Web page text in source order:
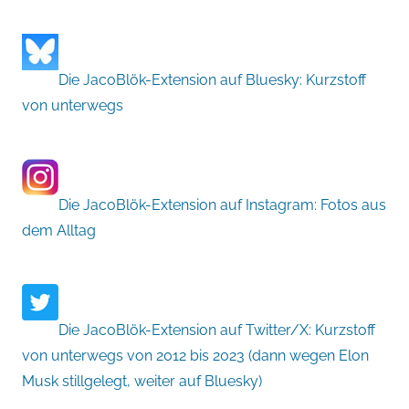
Die JacoBlök-Extension auf Bluesky: Kurzstoff
von unterwegs
Die JacoBlök-Extension auf Instagram: Fotos aus
dem Alltag
Die JacoBlök-Extension auf Twitter/X: Kurzstoff
von unterwegs von 2012 bis 2023 (dann wegen Elon
Musk stillgelegt, weiter auf Bluesky)